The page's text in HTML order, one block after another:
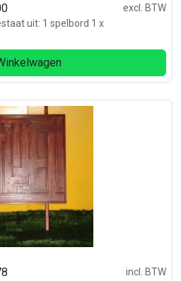
excl. BTW
uit: 1 spelbord 1 x
incl. BTW